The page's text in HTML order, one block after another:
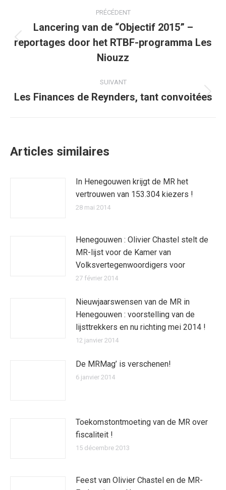
article
PRÉCÉDENT
Article
précédent
Lancering van de “Objectif 2015” –
reportages door het RTBF-programma Les
Niouzz
SUIVANT
Article
Les Finances de Reynders, tant convoitées
Articles similaires
In Henegouwen krijgt de MR het
vertrouwen van 153.304 kiezers !
28 mai 2014
Henegouwen : Olivier Chastel stelt de
MR-lijst voor de Kamer van
Volksvertegenwoordigers voor
27 février 2014
Nieuwjaarswensen van de MR in
Henegouwen : voorstelling van de
lijsttrekkers en nu richting mei 2014 !
12 janvier 2014
De MRMag’ is verschenen!
6 janvier 2014
Toekomstontmoeting van de MR over
fiscaliteit !
15 décembre 2013
Feest van Olivier Chastel en de MR-